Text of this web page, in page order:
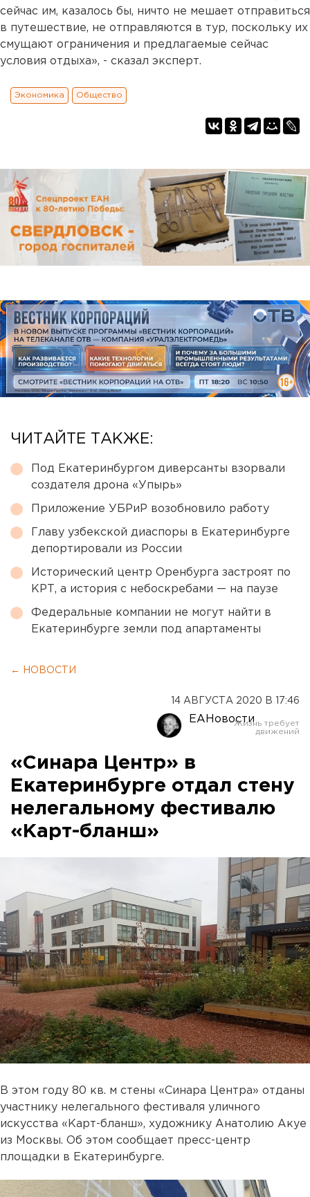
сейчас им, казалось бы, ничто не мешает отправиться
в путешествие, не отправляются в тур, поскольку их
смущают ограничения и предлагаемые сейчас
условия отдыха», - сказал эксперт.
Экономика Общество
ЧИТАЙТЕ ТАКЖЕ:
Под Екатеринбургом диверсанты взорвали
создателя дрона «Упырь»
Приложение УБРиР возобновило работу
Главу узбекской диаспоры в Екатеринбурге
депортировали из России
Исторический центр Оренбурга застроят по
КРТ, а история с небоскребами — на паузе
Федеральные компании не могут найти в
Екатеринбурге земли под апартаменты
← НОВОСТИ
14 АВГУСТА 2020 В 17:46
ЕАНовости
«Синара Центр» в
Екатеринбурге отдал стену
нелегальному фестивалю
«Карт-бланш»
В этом году 80 кв. м стены «Синара Центра» отданы
участнику нелегального фестиваля уличного
искусства «Карт-бланш», художнику Анатолию Акуе
из Москвы. Об этом сообщает пресс-центр
площадки в Екатеринбурге.